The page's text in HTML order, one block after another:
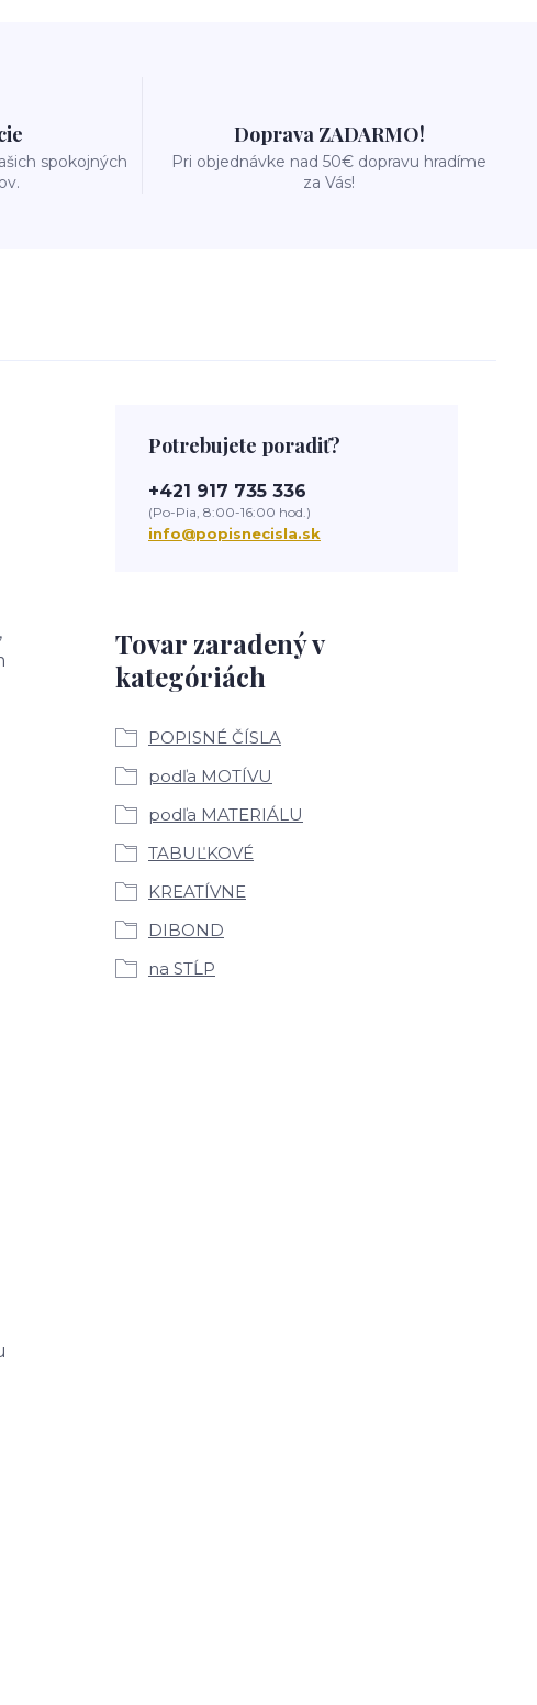
spokojných
Doprava ZADARMO!
Pri objednávke nad 50€ dopravu hradíme
za Vás!
Tovar zaradený v
kategóriách
POPISNÉ ČÍSLA
podľa MOTÍVU
podľa MATERIÁLU
TABUĽKOVÉ
KREATÍVNE
DIBOND
na STĹP
Potrebujete poradiť?
+421 917 735 336
(Po-Pia, 8:00-16:00 hod.)
info@popisnecisla.sk